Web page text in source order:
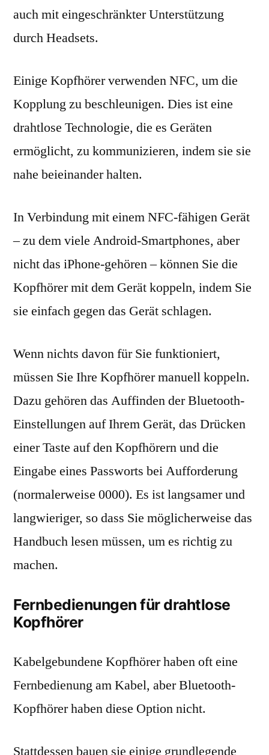
auch mit eingeschränkter Unterstützung
durch Headsets.
Einige Kopfhörer verwenden NFC, um die
Kopplung zu beschleunigen. Dies ist eine
drahtlose Technologie, die es Geräten
ermöglicht, zu kommunizieren, indem sie sie
nahe beieinander halten.
In Verbindung mit einem NFC-fähigen Gerät
– zu dem viele Android-Smartphones, aber
nicht das iPhone-gehören – können Sie die
Kopfhörer mit dem Gerät koppeln, indem Sie
sie einfach gegen das Gerät schlagen.
Wenn nichts davon für Sie funktioniert,
müssen Sie Ihre Kopfhörer manuell koppeln.
Dazu gehören das Auffinden der Bluetooth-
Einstellungen auf Ihrem Gerät, das Drücken
einer Taste auf den Kopfhörern und die
Eingabe eines Passworts bei Aufforderung
(normalerweise 0000). Es ist langsamer und
langwieriger, so dass Sie möglicherweise das
Handbuch lesen müssen, um es richtig zu
machen.
Fernbedienungen für drahtlose
Kopfhörer
Kabelgebundene Kopfhörer haben oft eine
Fernbedienung am Kabel, aber Bluetooth-
Kopfhörer haben diese Option nicht.
Stattdessen bauen sie einige grundlegende